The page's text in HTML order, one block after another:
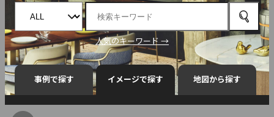
人気のキーワード →
事例で探す イメージで探す 地図から探す